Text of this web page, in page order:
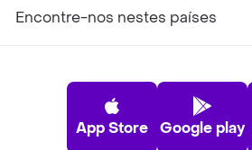
Encontre-nos nestes países
App Store Google play